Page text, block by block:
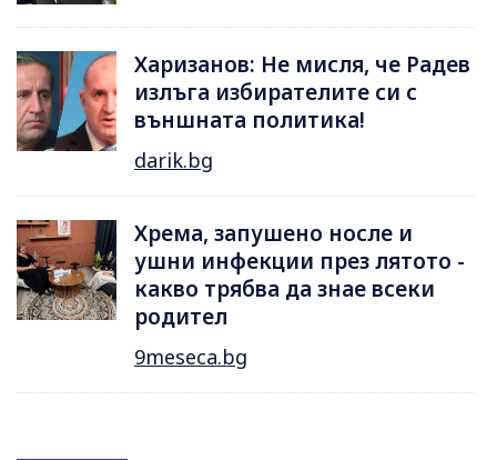
Харизанов: Не мисля, че Радев
излъга избирателите си с
външната политика!
darik.bg
Хрема, запушено носле и
ушни инфекции през лятотo -
какво трябва да знае всеки
родител
9meseca.bg